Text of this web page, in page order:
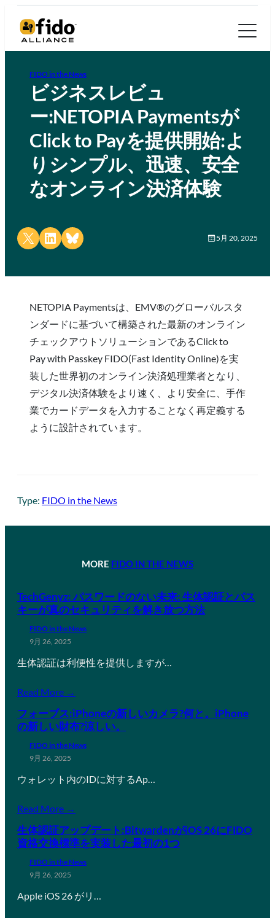
FIDO in the News
ビジネスレビュ
ー:NETOPIA Paymentsが
Click to Payを提供開始:よ
りシンプル、迅速、安全
なオンライン決済体験
Share on X Share on LinkedIn
Share on Bluesky 5月 20, 2025
NETOPIA Paymentsは、EMV®のグローバルスタ
ンダードに基づいて構築された最新のオンライン
チェックアウトソリューションであるClick to
Pay with Passkey FIDO(Fast Identity Online)を実
装した世界初のオンライン決済処理業者となり、
デジタル決済体験をより速く、より安全に、手作
業でカードデータを入力することなく再定義する
ように設計されています。
Type: FIDO in the News
MORE FIDO IN THE NEWS
TechGenyz: パスワードのない未来: 生体認証とパス
キーが真のセキュリティを解き放つ方法
FIDO in the News
9月 26, 2025
生体認証は利便性を提供しますが…
Read More →
フォーブス:iPhoneの新しいカメラ?何と。iPhone
の新しい財布?涼しい。
FIDO in the News
9月 26, 2025
ウォレット内のIDに対するAp…
Read More →
生体認証アップデート:BitwardenがiOS 26にFIDO
資格交換標準を実装した最初の1つ
FIDO in the News
9月 26, 2025
Apple iOS 26 がリ…